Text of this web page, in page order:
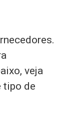
veja
tipo de